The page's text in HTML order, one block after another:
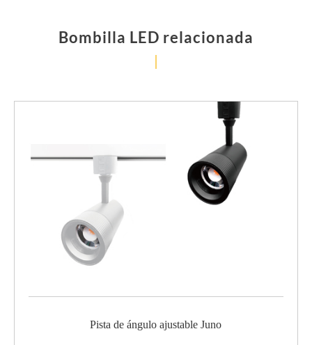
Bombilla LED relacionada
Pista de ángulo ajustable Juno